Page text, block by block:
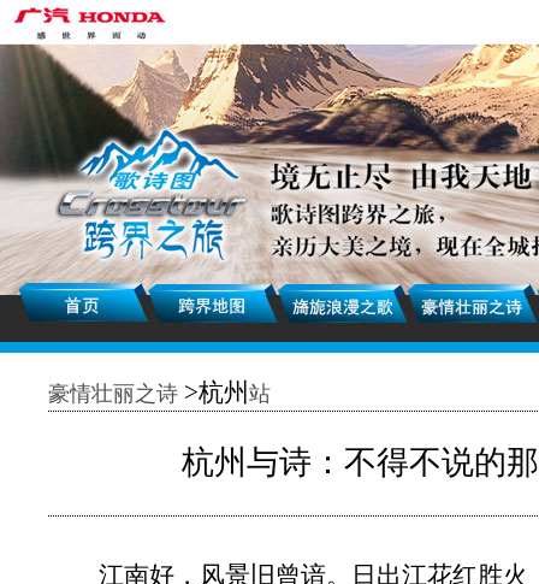
豪情壮丽之诗>杭州 站
杭州与诗：不得不说的
江南好，风景旧曾谙。日出江花红胜火